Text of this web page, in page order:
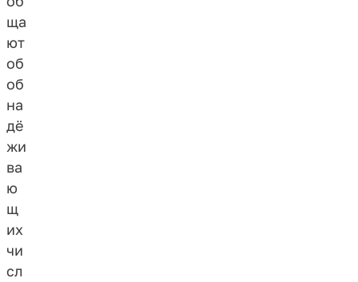
ща
ют
об
об
на
дё
жи
ва
ю
щ
их
чи
сл